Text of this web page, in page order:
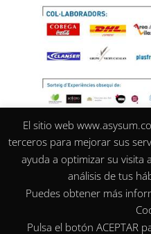
El sitio web
terceros para mejorar sus
ayuda a optimizar su visita
análisis de tus
Puedes obtener más
Pulsa el botón ACEPTAR